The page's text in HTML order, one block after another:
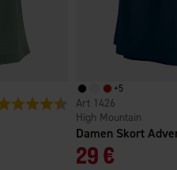
4.7 von 5 Sternen
+5
Damen Skort
High Mountain
1426
29 €